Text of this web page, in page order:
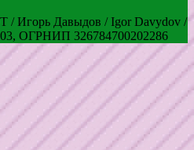
/ Игорь Давыдов / Igor Davydov /
ОГРНИП 326784700202286